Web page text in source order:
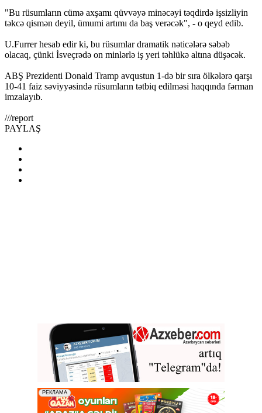
"Bu rüsumların cümə axşamı qüvvəyə minəcəyi təqdirdə işsizliyin
təkcə qismən deyil, ümumi artımı da baş verəcək", - o qeyd edib.
U.Furrer hesab edir ki, bu rüsumlar dramatik nəticələrə səbəb
olacaq, çünki İsveçrədə on minlərlə iş yeri təhlükə altına düşəcək.
ABŞ Prezidenti Donald Tramp avqustun 1-də bir sıra ölkələrə qarşı
10-41 faiz səviyyəsində rüsumların tətbiq edilməsi haqqında fərman
imzalayıb.
///report
PAYLAŞ